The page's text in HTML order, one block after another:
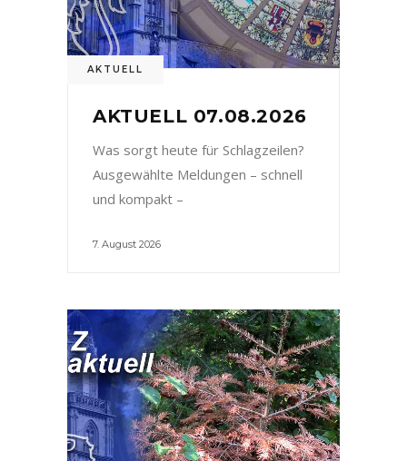
AKTUELL
AKTUELL 07.08.2026
Was sorgt heute für Schlagzeilen?
Ausgewählte Meldungen – schnell
und kompakt –
7. August 2026